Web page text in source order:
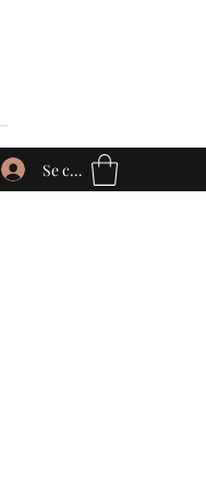
Se connecter